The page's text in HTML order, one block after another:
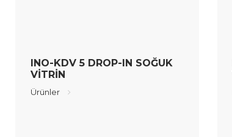
INO-KDV 5 DROP-IN SOĞUK
VİTRİN
Ürünler